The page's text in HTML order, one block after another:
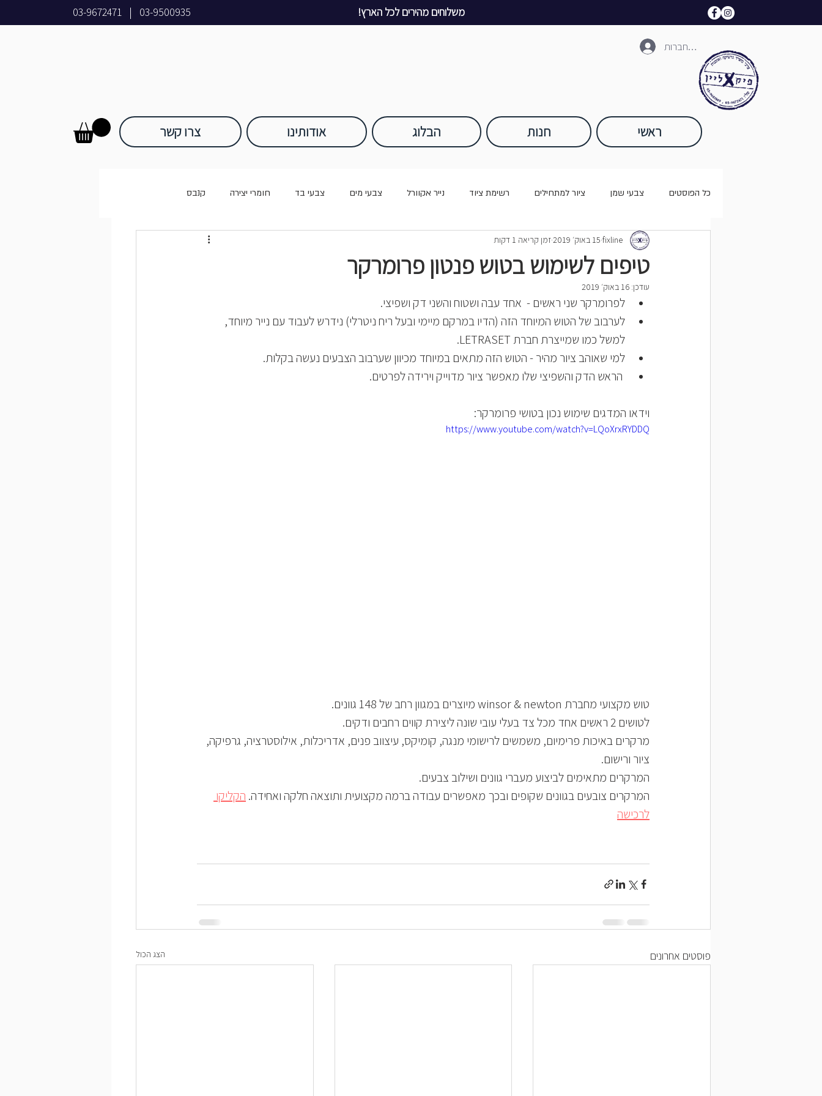
03-9500935
|
03-9672471 משלוחים מהירים לכל הארץ!
להתחברות
ראשי חנות הבלוג אודותינו צרו קשר
כל הפוסטים צבעי שמן ציור למתחילים רשימת ציוד נייר אקוורל צבעי מים צבעי בד חומרי יצירה קנבס
צבעי פסטל
טיפים לשימוש בטוש פנטון פרומרקר
fixline 15 באוק׳ 2019 זמן קריאה 1 דקות
עודכן: 16 באוק׳ 2019
לפרומרקר שני ראשים -  אחד עבה ושטוח והשני דק ושפיצי.
לערבוב של הטוש המיוחד הזה (הדיו במרקם מיימי ובעל ריח ניטרלי) נידרש לעבוד עם נייר מיוחד,
למשל כמו שמייצרת חברת LETRASET.
למי שאוהב ציור מהיר - הטוש הזה מתאים במיוחד מכיוון שערבוב הצבעים נעשה בקלות.
וידאו המדגים שימוש נכון בטושי פרומרקר:
https://www.youtube.com/watch?v=LQoXrxRYDDQ
טוש מקצועי מחברת winsor & newton מיוצרים במגוון רחב של 148 גוונים.
לטושים 2 ראשים אחד מכל צד בעלי עובי שונה ליצירת קווים רחבים ודקים.
מרקרים באיכות פרימיום, משמשים לרישומי מנגה, קומיקס, עיצווב פנים, אדריכלות, אילוסטרציה, גרפיקה,
ציור ורישום.
המרקרים מתאימים לביצוע מעברי גוונים ושילוב צבעים.
המרקרים צובעים בגוונים שקופים ובכך מאפשרים עבודה ברמה מקצועית ותוצאה חלקה ואחידה. הקליקו
לרכישה
פוסטים אחרונים הצג הכול